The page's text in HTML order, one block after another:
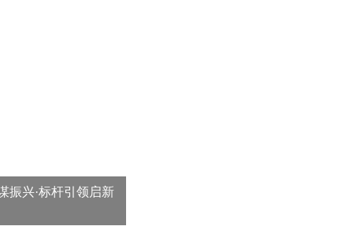
兴·标杆引领启新